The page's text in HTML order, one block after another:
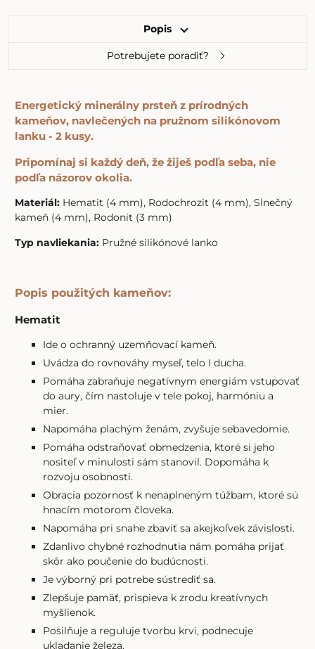
Popis
Potrebujete poradiť?
Energetický minerálny prsteň z prírodných
kameňov, navlečených na pružnom silikónovom
lanku - 2 kusy.
Pripomínaj si každý deň, že žiješ podľa seba, nie
podľa názorov okolia.
Materiál: Hematit (4 mm), Rodochrozit (4 mm), Slnečný
kameň (4 mm), Rodonit (3 mm)
Typ navliekania: Pružné silikónové lanko
Popis použitých kameňov:
Hematit
Ide o ochranný uzemňovací kameň.
Uvádza do rovnováhy myseľ, telo I ducha.
Pomáha zabraňuje negatívnym energiám vstupovať
do aury, čím nastoluje v tele pokoj, harmóniu a
mier.
Napomáha plachým ženám, zvyšuje sebavedomie.
Pomáha odstraňovať obmedzenia, ktoré si jeho
nositeľ v minulosti sám stanovil. Dopomáha k
rozvoju osobnosti.
Obracia pozornosť k nenaplneným túžbam, ktoré sú
hnacím motorom človeka.
Napomáha pri snahe zbaviť sa akejkoľvek závislosti.
Zdanlivo chybné rozhodnutia nám pomáha prijať
skôr ako poučenie do budúcnosti.
Je výborný pri potrebe sústrediť sa.
Zlepšuje pamäť, prispieva k zrodu kreatívnych
myšlienok.
Posilňuje a reguluje tvorbu krvi, podnecuje
ukladanie železa.